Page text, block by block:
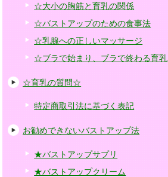
☆大小の胸筋と育乳の関係
☆バストアップのための食事法
☆乳腺への正しいマッサージ
☆ブラで始まり、ブラで終わる育乳
☆育乳の質問☆
特定商取引法に基づく表記
お勧めできないバストアップ法
★バストアップサプリ
★バストアップクリーム